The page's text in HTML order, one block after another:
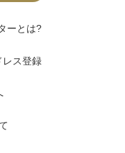
ーとは?
レス登録